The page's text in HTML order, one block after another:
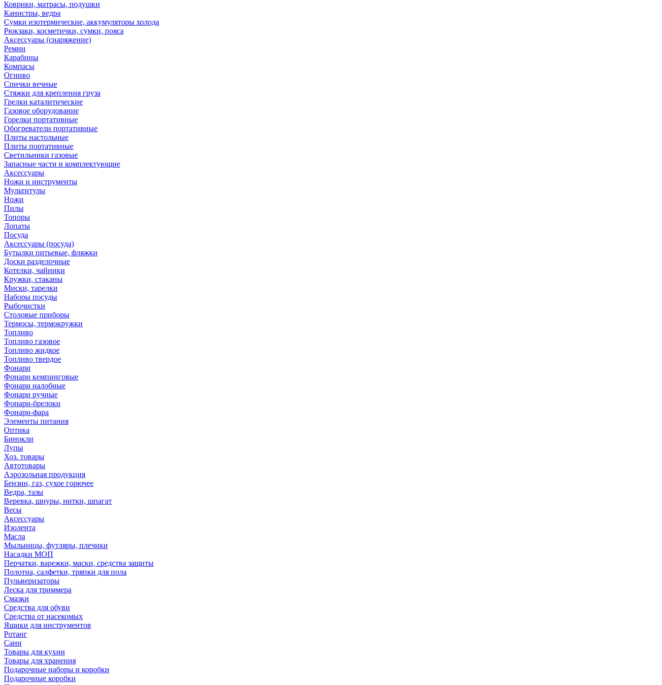
Коврики, матрасы, подушки
Канистры, ведра
Сумки изотермические, аккумуляторы холода
Рюкзаки, косметички, сумки, пояса
Аксессуары (снаряжение)
Ремни
Карабины
Компасы
Огниво
Спички вечные
Стяжки для крепления груза
Грелки каталитические
Газовое оборудование
Горелки портативные
Обогреватели портативные
Плиты настольные
Плиты портативные
Светильники газовые
Запасные части и комплектующие
Аксессуары
Ножи и инструменты
Мультитулы
Ножи
Пилы
Топоры
Лопаты
Посуда
Аксессуары (посуда)
Бутылки питьевые, фляжки
Доски разделочные
Котелки, чайники
Кружки, стаканы
Миски, тарелки
Наборы посуды
Рыбочистки
Столовые приборы
Термосы, термокружки
Топливо
Топливо газовое
Топливо жидкое
Топливо твердое
Фонари
Фонари кемпинговые
Фонари налобные
Фонари ручные
Фонари-брелоки
Фонари-фара
Элементы питания
Оптика
Бинокли
Лупы
Хоз. товары
Автотовары
Аэрозольная продукция
Бензин, газ, сухое горючее
Ведра, тазы
Веревка, шнуры, нитки, шпагат
Весы
Аксессуары
Изолента
Масла
Мыльницы, футляры, плечики
Насадки МОП
Перчатки, варежки, маски, средства защиты
Полотна, салфетки, тряпки для пола
Пульверизаторы
Леска для триммера
Смазки
Средства для обуви
Средства от насекомых
Ящики для инструментов
Ротанг
Сани
Товары для кухни
Товары для хранения
Подарочные наборы и коробки
Подарочные коробки